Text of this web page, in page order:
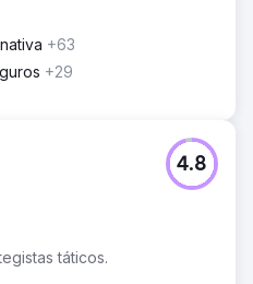
+63
+29
táticos.
4.8